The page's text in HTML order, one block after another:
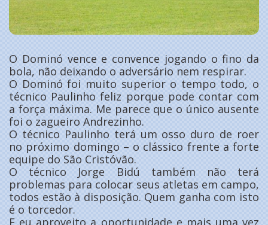
O Dominó vence e convence jogando o fino da
bola, não deixando o adversário nem respirar.
O Dominó foi muito superior o tempo todo, o
técnico Paulinho feliz porque pode contar com
a força máxima. Me parece que o único ausente
foi o zagueiro Andrezinho.
O técnico Paulinho terá um osso duro de roer
no próximo domingo – o clássico frente a forte
equipe do São Cristóvão.
O técnico Jorge Bidú também não terá
problemas para colocar seus atletas em campo,
todos estão à disposição. Quem ganha com isto
é o torcedor.
E eu aproveito a oportunidade e mais uma vez